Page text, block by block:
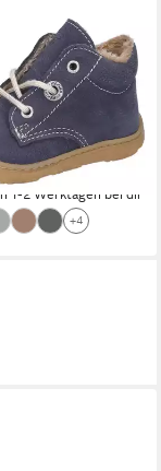
RICOSTA
WMS: mittel
Babyschuh mit
Größenschablone
1-2 Werktagen bei dir
+4